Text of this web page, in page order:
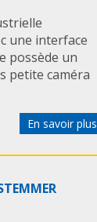
une interface
possède un
petite caméra
En savoir plus